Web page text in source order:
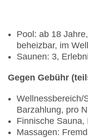
Kinderanimation:
Kinderspielplatz
Pool: ab 18
beheizbar, im
Saunen: 3,
Gegen Gebühr
Wellnessbereich/
Barzahlung, pro
Finnische Sauna,
Massagen: